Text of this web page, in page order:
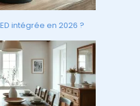
intégrée en 2026 ?